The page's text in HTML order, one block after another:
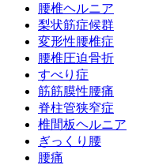
腰椎ヘルニア
梨状筋症候群
変形性腰椎症
腰椎圧迫骨折
すべり症
筋筋膜性腰痛
脊柱管狭窄症
椎間板ヘルニア
ぎっくり腰
腰痛